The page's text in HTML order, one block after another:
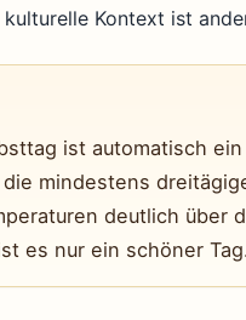
Kontext ist
ist automatisch ein
mindestens
deutlich über
es nur ein schöner